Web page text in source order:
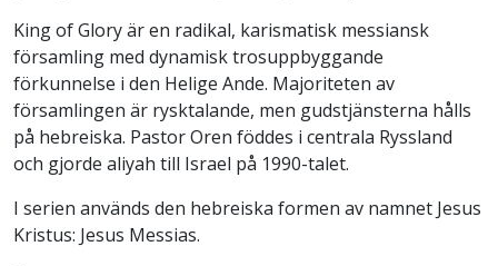
King of Glory är en radikal, karismatisk messiansk
församling med dynamisk trosuppbyggande
förkunnelse i den Helige Ande. Majoriteten av
församlingen är rysktalande, men gudstjänsterna hålls
på hebreiska. Pastor Oren föddes i centrala Ryssland
och gjorde aliyah till Israel på 1990-talet.
I serien används den hebreiska formen av namnet Jesus
Kristus: Jesus Messias.